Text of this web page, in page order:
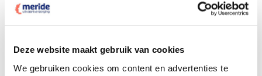
Deze website maakt gebruik van cookies
We gebruiken cookies om content en advertenties te
Dit kost een crematie